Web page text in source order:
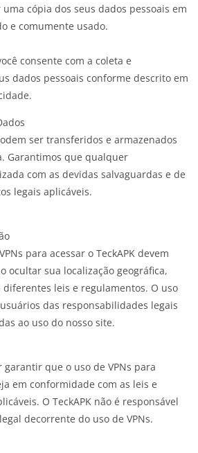
cópia dos seus dados pessoais em
e comumente usado.
consente com a coleta e
dados pessoais conforme descrito em
ser transferidos e armazenados
Garantimos que qualquer
com as devidas salvaguardas e de
legais aplicáveis.
para acessar o TeckAPK devem
ocultar sua localização geográfica,
leis e regulamentos. O uso
das responsabilidades legais
ao uso do nosso site.
garantir que o uso de VPNs para
em conformidade com as leis e
O TeckAPK não é responsável
decorrente do uso de VPNs.